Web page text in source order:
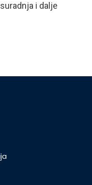
i dalje